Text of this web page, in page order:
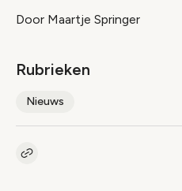
Door Maartje Springer
Rubrieken
Nieuws
Kopieer link naar artikel